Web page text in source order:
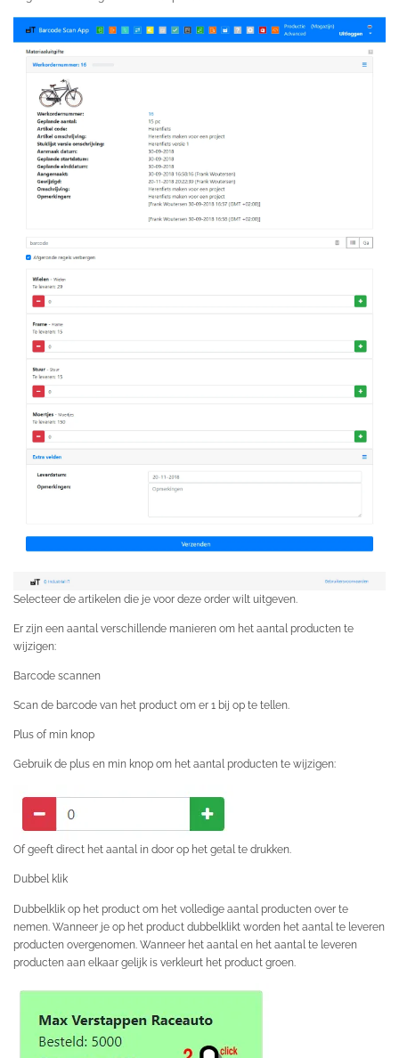
Selecteer de artikelen die je voor deze order wilt uitgeven.
Er zijn een aantal verschillende manieren om het aantal producten te
wijzigen:
Barcode scannen
Scan de barcode van het product om er 1 bij op te tellen.
Plus of min knop
Gebruik de plus en min knop om het aantal producten te wijzigen:
Of geeft direct het aantal in door op het getal te drukken.
Dubbel klik
Dubbelklik op het product om het volledige aantal producten over te
nemen. Wanneer je op het product dubbelklikt worden het aantal te leveren
producten overgenomen. Wanneer het aantal en het aantal te leveren
producten aan elkaar gelijk is verkleurt het product groen.